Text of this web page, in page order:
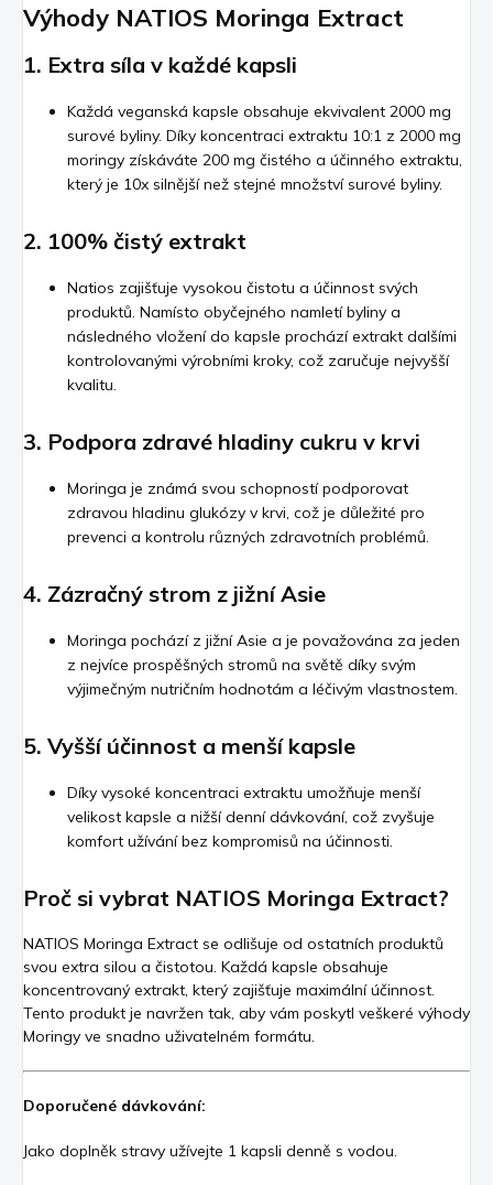
Výhody NATIOS Moringa Extract
1. Extra síla v každé kapsli
Každá veganská kapsle obsahuje ekvivalent 2000 mg
surové byliny. Díky koncentraci extraktu 10:1 z 2000 mg
moringy získáváte 200 mg čistého a účinného extraktu,
který je 10x silnější než stejné množství surové byliny.
2. 100% čistý extrakt
Natios zajišťuje vysokou čistotu a účinnost svých
produktů. Namísto obyčejného namletí byliny a
následného vložení do kapsle prochází extrakt dalšími
kontrolovanými výrobními kroky, což zaručuje nejvyšší
kvalitu.
3. Podpora zdravé hladiny cukru v krvi
Moringa je známá svou schopností podporovat
zdravou hladinu glukózy v krvi, což je důležité pro
prevenci a kontrolu různých zdravotních problémů.
4. Zázračný strom z jižní Asie
Moringa pochází z jižní Asie a je považována za jeden
z nejvíce prospěšných stromů na světě díky svým
výjimečným nutričním hodnotám a léčivým vlastnostem.
5. Vyšší účinnost a menší kapsle
Díky vysoké koncentraci extraktu umožňuje menší
velikost kapsle a nižší denní dávkování, což zvyšuje
komfort užívání bez kompromisů na účinnosti.
Proč si vybrat NATIOS Moringa Extract?
NATIOS Moringa Extract se odlišuje od ostatních produktů
svou extra silou a čistotou. Každá kapsle obsahuje
koncentrovaný extrakt, který zajišťuje maximální účinnost.
Tento produkt je navržen tak, aby vám poskytl veškeré výhody
Moringy ve snadno uživatelném formátu.
Doporučené dávkování:
Jako doplněk stravy užívejte 1 kapsli denně s vodou.